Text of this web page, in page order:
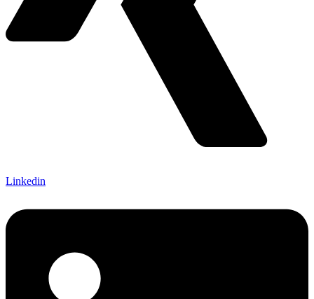
Linkedin